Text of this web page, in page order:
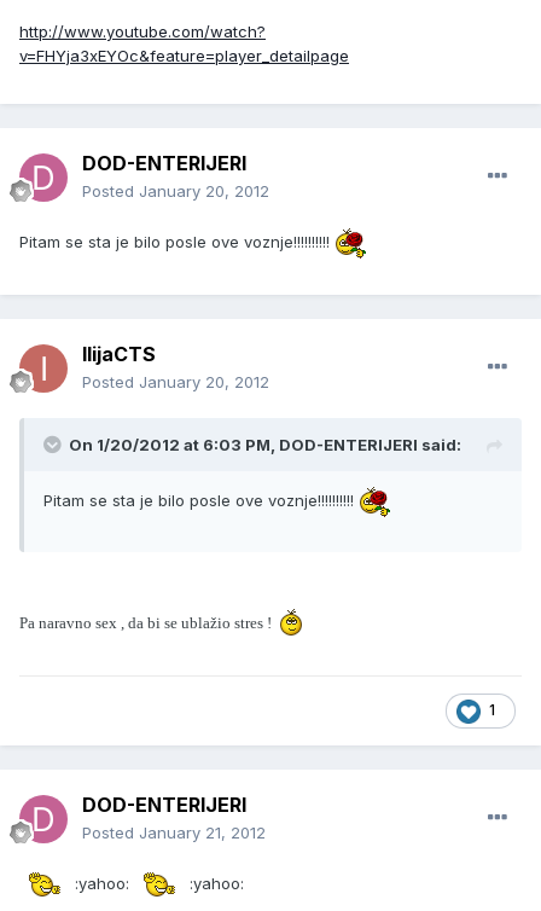
http://www.youtube.com/watch?
v=FHYja3xEYOc&feature=player_detailpage
DOD-ENTERIJERI
Posted January 20, 2012
Pitam se sta je bilo posle ove voznje!!!!!!!!!!
IlijaCTS
Posted January 20, 2012
On 1/20/2012 at 6:03 PM, DOD-ENTERIJERI said:
Pitam se sta je bilo posle ove voznje!!!!!!!!!!
Pa naravno sex , da bi se ublažio stres !
1
DOD-ENTERIJERI
Posted January 21, 2012
:yahoo: :yahoo: